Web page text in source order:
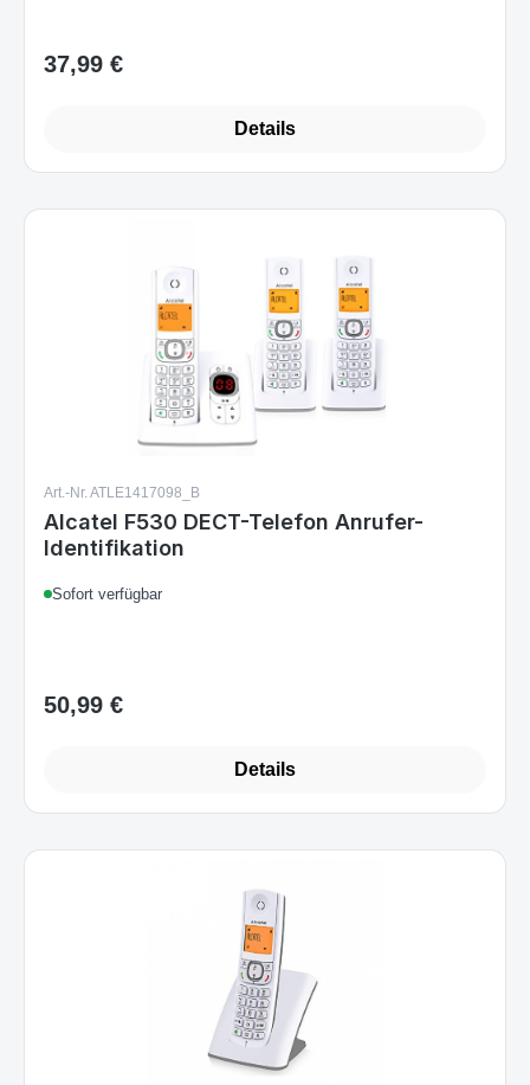
Regulärer Preis:
37,99 €
Details
Art.-Nr. ATLE1417098_B
Alcatel F530 DECT-Telefon Anrufer-
Identifikation
Sofort verfügbar
Regulärer Preis:
50,99 €
Details